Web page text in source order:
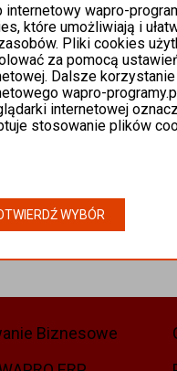
Biznesowe
internetowy wapro-
które umożliwiają i
Pliki cookies
za pomocą
Dalsze
wapro-
internetowej
stosowanie plików
WYBÓR